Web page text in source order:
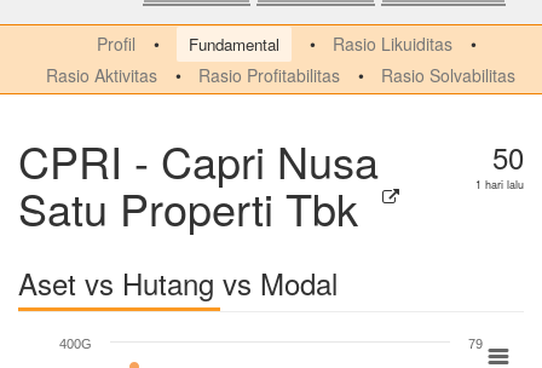
Profil Fundamental
Rasio Likuiditas
Rasio Aktivitas
Rasio Profitabilitas Rasio Solvabilitas
CPRI - Capri Nusa
Satu Properti Tbk
50
1 hari lalu
Aset vs Hutang vs Modal
400G 79